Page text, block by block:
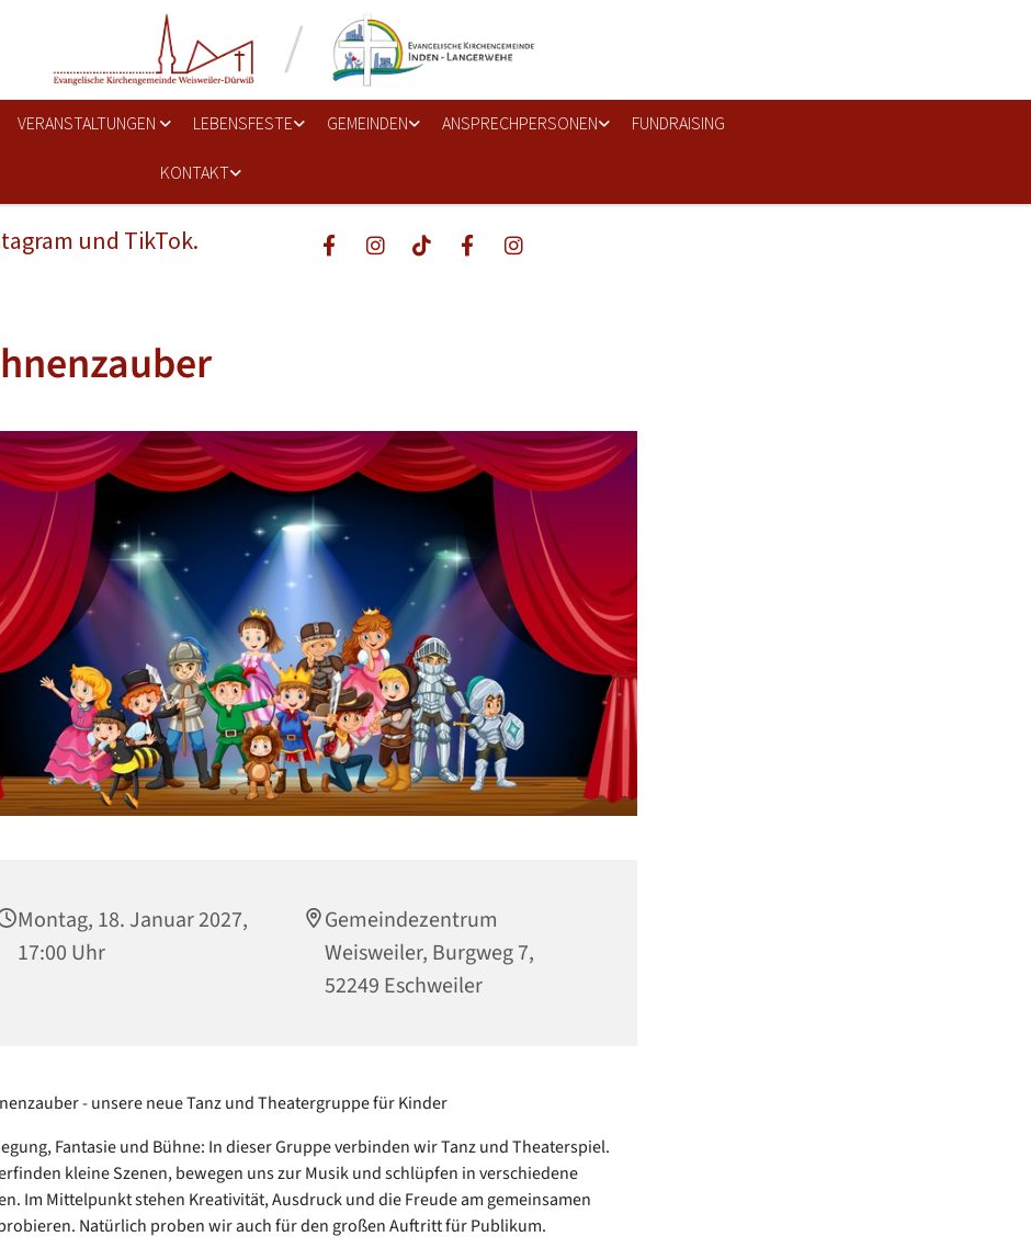
VERANSTALTUNGEN LEBENSFESTE GEMEINDEN ANSPRECHPERSONEN FUNDRAISING
KONTAKT
und TikTok.
Montag, 18. Januar 2027,
17:00 Uhr
Gemeindezentrum
Weisweiler, Burgweg 7,
52249 Eschweiler
- unsere neue Tanz und Theatergruppe für Kinder
Fantasie und Bühne: In dieser Gruppe verbinden wir Tanz und Theaterspiel.
kleine Szenen, bewegen uns zur Musik und schlüpfen in verschiedene
Im Mittelpunkt stehen Kreativität, Ausdruck und die Freude am gemeinsamen
Natürlich proben wir auch für den großen Auftritt für Publikum.